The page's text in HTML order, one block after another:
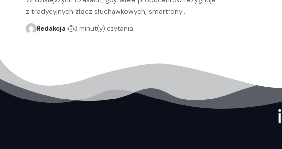
z tradycyjnych złącz słuchawkowych, smartfony…
Redakcja 3 minut(y) czytania